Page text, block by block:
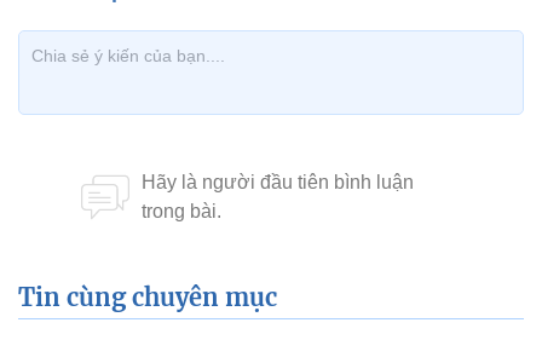
Tin cùng chuyên mục